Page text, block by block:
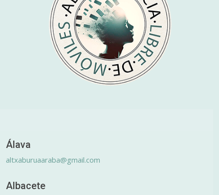
Álava
altxaburuaaraba@gmail.com
Albacete